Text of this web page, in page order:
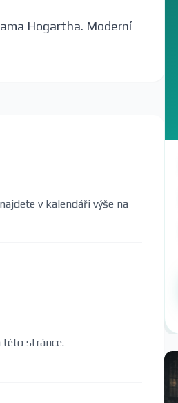
Hogartha. Moderní
v kalendáři výše na
této stránce.